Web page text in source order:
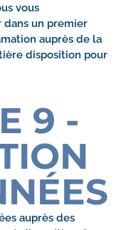
vous
dans un premier
auprès de la
disposition pour
9 -
auprès des